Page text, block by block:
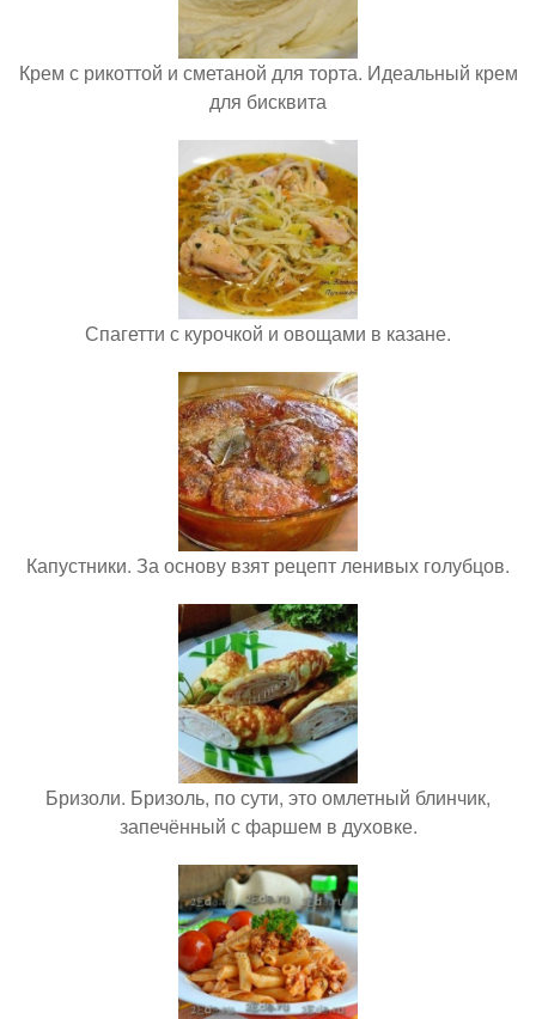
Крем с рикоттой и сметаной для торта. Идеальный крем
для бисквита
Спагетти с курочкой и овощами в казане.
Капустники. За основу взят рецепт ленивых голубцов.
Бризоли. Бризоль, по сути, это омлетный блинчик,
запечённый с фаршем в духовке.